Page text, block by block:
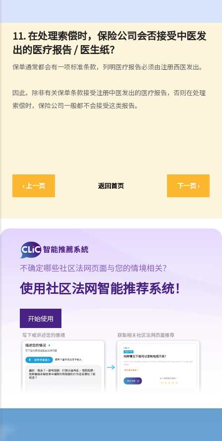
11.在处理索偿时，保险公司会否接受中医发
出的医疗报告 / 医生纸？
保单通常都会有一项标准条款，列明医疗报告必须由注册西医发出。
因此，除非有关保单条款接受注册中医发出的医疗报告，否则在处理
索偿时，保险公司一般都不会接受这类报告。
‹ 上一页 返回首页 下一页 ›
项索偿吗？
3. 保险单中常见的「不保项目」是甚么？
4. 我迟了一周（或一个月）缴交保费。我的保单仍然有效吗？如果在缴
吗？
6. 我为同一风险（例如住院或家居损毁）购买了几份保单。我可以从所
1. 保险中介人有两类─保险代理（insurance agent） 和保险经纪
（insurance broker）。两者的角色或职责有甚么分别？他们的专业资
司负责人有甚么要求?
3. 持牌保险中介人须遵从任何专业操守守则吗?
4. 保险业监管局有甚么权力持牌保险中介人确保保险中介人遵从法规，
以及处理他们的不当行为?
5. 我对赔偿金额及保险代理 / 保险公司的行为极之不满。我应否诉诸法
庭或向其他认可机构投诉？法庭或其他机构有否就每项索偿或投诉设立
赔偿上限？
6. 保险代理利用虚假资料诱导我购买保险。我可否终止该保单合约及要
求退还保费？
7. 保险代理要求我把现金交给他，让他可以代我准时缴交保费。他可以
这样处理保费吗？
b. 保险科技及虚拟保险公司
2. 透过虚拟保险公司的全数码分销渠道购买保险有何潜在好处?
不确定哪些社区法网页面与您的情境相关？
使用社区法网智能推荐系统！
开始使用